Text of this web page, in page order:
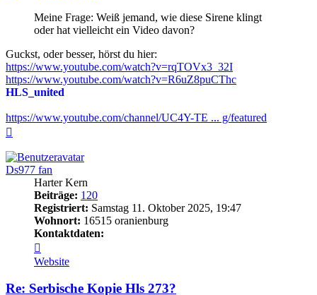
Meine Frage: Weiß jemand, wie diese Sirene klingt
oder hat vielleicht ein Video davon?
Guckst, oder besser, hörst du hier:
https://www.youtube.com/watch?v=rqTOVx3_32I
https://www.youtube.com/watch?v=R6uZ8puCThc
HLS_united
https://www.youtube.com/channel/UC4Y-TE ... g/featured
Ds977 fan
Harter Kern
Beiträge: 120
Registriert: Samstag 11. Oktober 2025, 19:47
Wohnort: 16515 oranienburg
Kontaktdaten:
von
Ds977
fan
Website
Re: Serbische Kopie Hls 273?